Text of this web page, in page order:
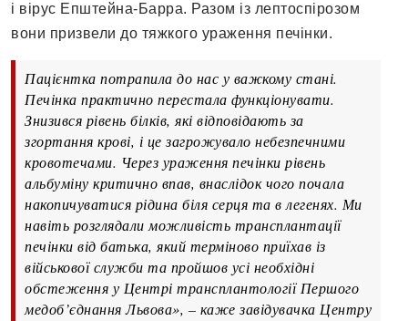
і вірус Епштейна-Барра. Разом із лептоспірозом
вони призвели до тяжкого ураження печінки.
Пацієнтка потрапила до нас у важкому стані.
Печінка практично перестала функціонувати.
Знизився рівень білків, які відповідають за
згортання крові, і це загрожувало небезпечними
кровотечами. Через ураження печінки рівень
альбуміну критично впав, внаслідок чого почала
накопичуватися рідина біля серця та в легенях. Ми
навіть розглядали можливість трансплантації
печінки від батька, який терміново приїхав із
військової служби та пройшов усі необхідні
обстеження у Центрі трансплантології Першого
медоб’єднання Львова», – каже завідувачка Центру